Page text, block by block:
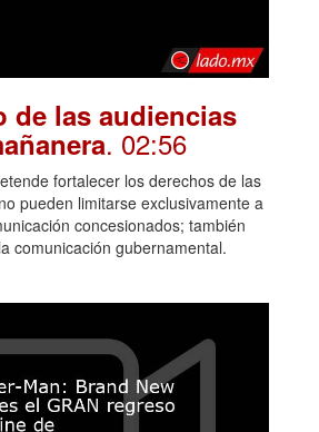
de las audiencias
. 02:56
fortalecer los derechos de las
pueden limitarse exclusivamente a
concesionados; también
comunicación gubernamental.